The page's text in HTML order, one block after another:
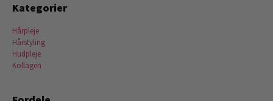
Kategorier
Hårpleje
Hårstyling
Hudpleje
Kollagen